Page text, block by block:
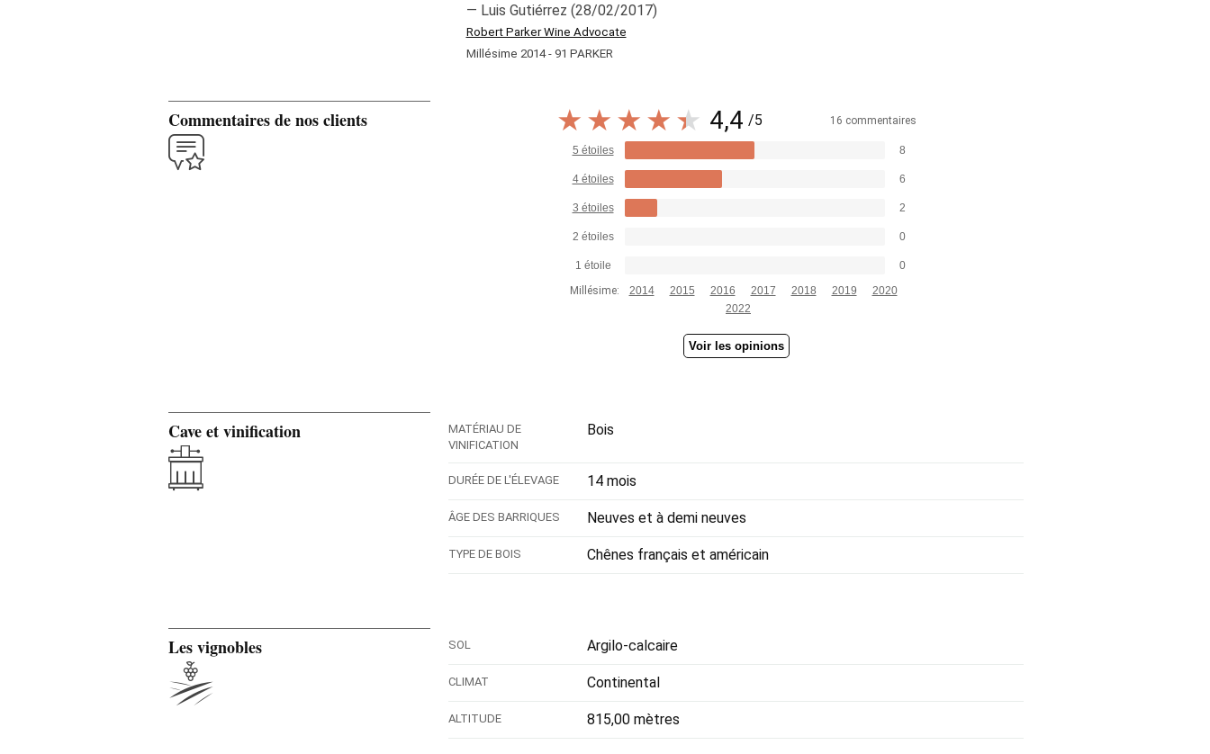
— Luis Gutiérrez (28/02/2017)
Robert Parker Wine Advocate
Millésime 2014 - 91 PARKER
Commentaires de nos clients 4,4 /5 16 commentaires
5 étoiles 8
4 étoiles 6
3 étoiles 2
2 étoiles 0
1 étoile
0
Millésime:
2014 2015 2016 2017 2018 2019
2020
2022
Voir les opinions
Cave et vinification
MATÉRIAU DE
VINIFICATION
Bois
DURÉE DE L'ÉLEVAGE 14 mois
ÂGE DES BARRIQUES Neuves et à demi neuves
TYPE DE BOIS Chênes français et américain
Les vignobles SOL Argilo-calcaire
CLIMAT Continental
ALTITUDE 815,00 mètres